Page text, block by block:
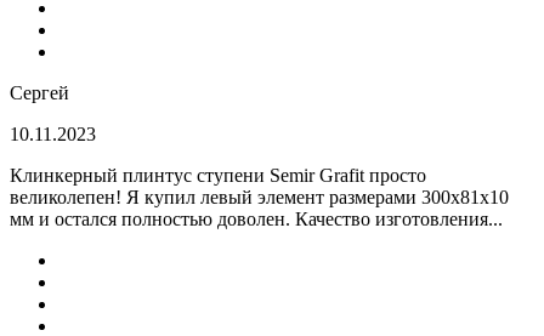
Сергей
10.11.2023
Клинкерный плинтус ступени Semir Grafit просто
великолепен! Я купил левый элемент размерами 300х81х10
мм и остался полностью доволен. Качество изготовления...